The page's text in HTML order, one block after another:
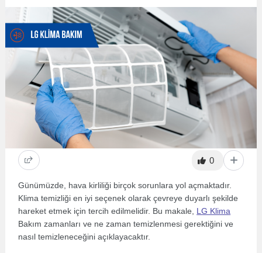
0
Günümüzde, hava kirliliği birçok sorunlara yol açmaktadır.
Klima temizliği en iyi seçenek olarak çevreye duyarlı şekilde
hareket etmek için tercih edilmelidir. Bu makale, LG Klima
Bakım zamanları ve ne zaman temizlenmesi gerektiğini ve
nasıl temizleneceğini açıklayacaktır.